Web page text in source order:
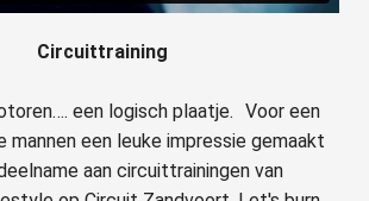
Circuittraining
een logisch plaatje. Voor een
een leuke impressie gemaakt
aan circuittrainingen van